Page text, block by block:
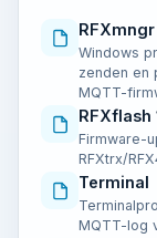
Windows
zenden en
MQTT-
RFXflash
Firmware-
RFXtrx/
Terminal
MQTT-log